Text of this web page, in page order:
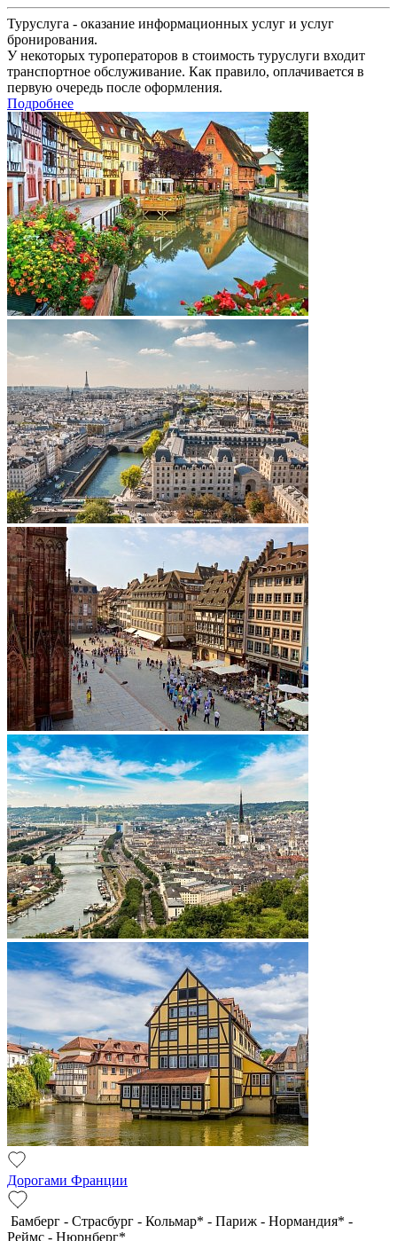
Туруслуга - оказание информационных услуг и услуг
бронирования.
У некоторых туроператоров в стоимость туруслуги входит
транспортное обслуживание. Как правило, оплачивается в
первую очередь после оформления.
Подробнее
Дорогами Франции
Бамберг - Страсбург - Кольмар* - Париж - Нормандия* -
Реймс - Нюрнберг*